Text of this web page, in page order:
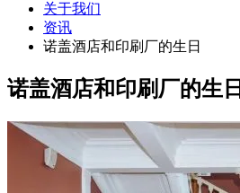
关于我们
资讯
诺盖酒店和印刷厂的生日
诺盖酒店和印刷厂的生日